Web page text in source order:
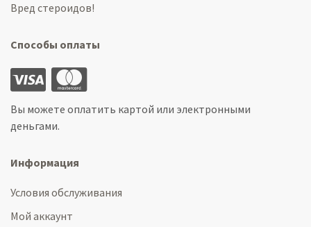
Вред стероидов!
Способы оплаты
Вы можете оплатить картой или электронными
деньгами.
Информация
Условия обслуживания
Мой аккаунт